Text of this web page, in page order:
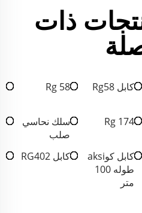
ذات
كابل Rg58 Rg 58
Rg 174
سلك نحاسي
صلب
كابل كوaksi
طوله 100
متر
كابل RG402